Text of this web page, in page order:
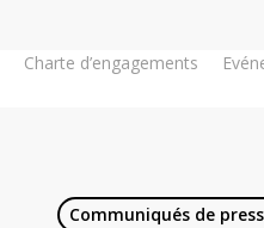
Charte d’engagements
Communiqués de